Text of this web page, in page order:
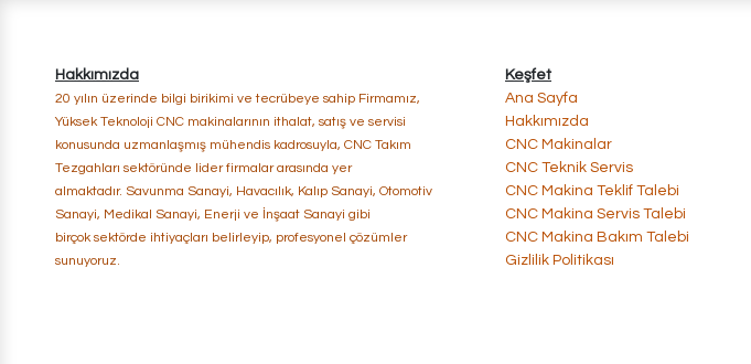
​Hakkımızda
20 yılın üzerinde bilgi birikimi ve tecrübeye sahip Firmamız,
Yüksek Teknoloji CNC makinalarının ithalat, satış ve servisi
konusunda uzmanlaşmış mühendis kadrosuyla, CNC Takım
Tezgahları sektöründe lider firmalar arasında yer
almaktadır. Savunma Sanayi, Havacılık, Kalıp Sanayi, Otomotiv
Sanayi, Medikal Sanayi, Enerji ​ve İnşaat Sanayi gibi
birçok sektörde ihtiyaçları belirleyip, profesyonel çözümler
sunuyoruz.
Keşfet
Ana Sayfa
Hakkımızda
CNC Makinalar
​CNC Teknik Servis
​CNC Makina Teklif Talebi
​CNC Makina Servis Talebi
​CNC Makina Bakım Talebi
Gizlilik Politikası